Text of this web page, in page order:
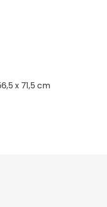
x 71,5 cm